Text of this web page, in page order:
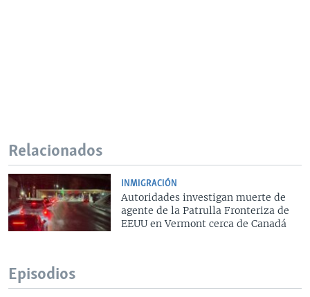
Relacionados
INMIGRACIÓN
Autoridades investigan muerte de
agente de la Patrulla Fronteriza de
EEUU en Vermont cerca de Canadá
Episodios